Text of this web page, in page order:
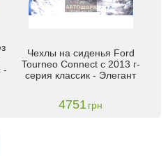
-
Чехлы на сиденья Ford
Tourneo Connect с 2013 г-
серия классик - Элегант
4751грн